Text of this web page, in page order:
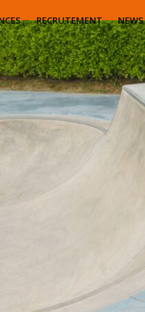
RECRUTEMENT NEWS